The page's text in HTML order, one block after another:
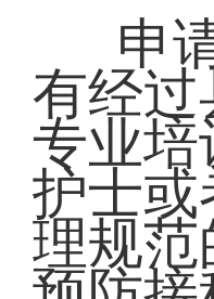
申
有经
专业
护士或
理规范